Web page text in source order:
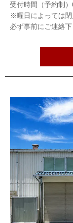
受付時間（予約制
※曜日によっては閉
必ず事前にご連絡下